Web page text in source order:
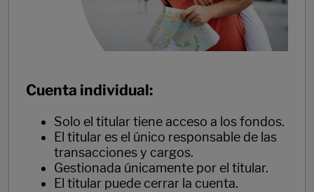
Cuenta individual:
Solo el titular tiene acceso a los fondos.
El titular es el único responsable de las
transacciones y cargos.
Gestionada únicamente por el titular.
El titular puede cerrar la cuenta.